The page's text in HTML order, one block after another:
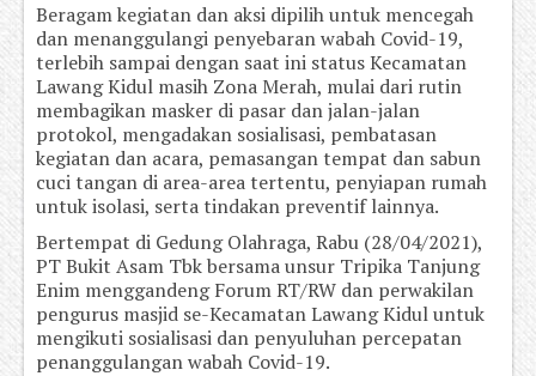
Beragam kegiatan dan aksi dipilih untuk mencegah
dan menanggulangi penyebaran wabah Covid-19,
terlebih sampai dengan saat ini status Kecamatan
Lawang Kidul masih Zona Merah, mulai dari rutin
membagikan masker di pasar dan jalan-jalan
protokol, mengadakan sosialisasi, pembatasan
kegiatan dan acara, pemasangan tempat dan sabun
cuci tangan di area-area tertentu, penyiapan rumah
untuk isolasi, serta tindakan preventif lainnya.
Bertempat di Gedung Olahraga, Rabu (28/04/2021),
PT Bukit Asam Tbk bersama unsur Tripika Tanjung
Enim menggandeng Forum RT/RW dan perwakilan
pengurus masjid se-Kecamatan Lawang Kidul untuk
mengikuti sosialisasi dan penyuluhan percepatan
penanggulangan wabah Covid-19.